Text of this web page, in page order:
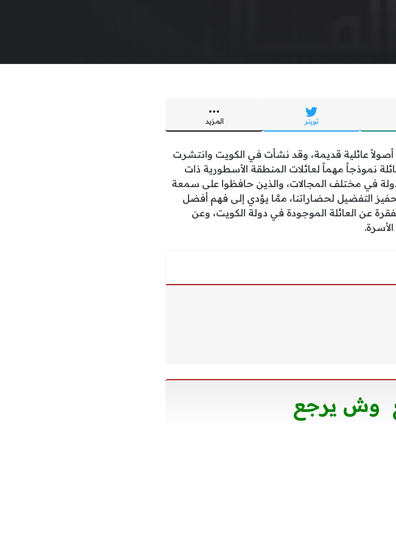
تويتر المزيد
أصولاً عائلية قديمة، وقد نشأت في الكويت وانتشرت
نموذجاً مهماً لعائلات المنطقة الأسطورية ذات
في مختلف المجالات، والذين حافظوا على سمعة
التفضيل لحضاراتنا، ممَّا يؤدي إلى فهم أفضل
عن العائلة الموجودة في دولة الكويت، وعن
وش يرجع